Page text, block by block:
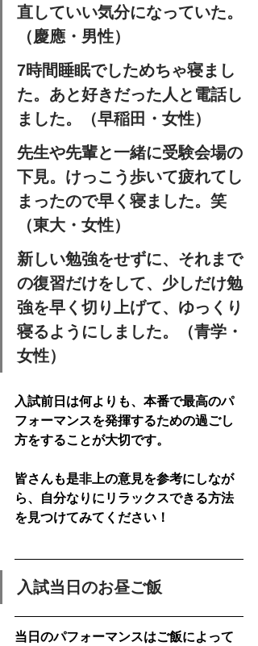
直していい気分になっていた。
（慶應・男性）
7時間睡眠でしためちゃ寝まし
た。あと好きだった人と電話し
ました。（早稲田・女性）
先生や先輩と一緒に受験会場の
下見。けっこう歩いて疲れてし
まったので早く寝ました。笑
（東大・女性）
新しい勉強をせずに、それまで
の復習だけをして、少しだけ勉
強を早く切り上げて、ゆっくり
寝るようにしました。（青学・
女性）
入試前日は何よりも、本番で最高のパ
フォーマンスを発揮するための過ごし
方をすることが大切です。
皆さんも是非上の意見を参考にしなが
ら、自分なりにリラックスできる方法
を見つけてみてください！
入試当日のお昼ご飯
当日のパフォーマンスはご飯によって